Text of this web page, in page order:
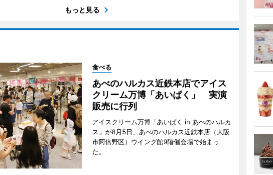
もっと見る
食べる
あべのハルカス近鉄本店でアイス
クリーム万博「あいぱく」 実演
販売に行列
アイスクリーム万博「あいぱく in あべのハルカ
ス」が8月5日、あべのハルカス近鉄本店（大阪
市阿倍野区）ウイング館9階催会場で始まっ
た。